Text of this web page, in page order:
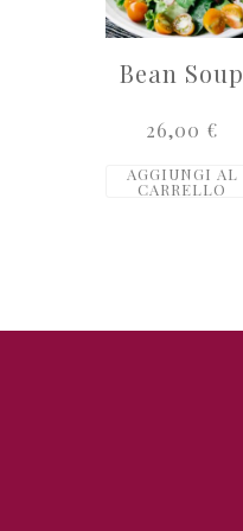
Bean Soup
26,00 €
AGGIUNGI AL
CARRELLO